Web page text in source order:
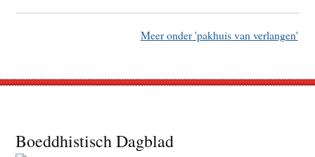
Meer onder 'pakhuis van verlangen'
Footer
Boeddhistisch Dagblad